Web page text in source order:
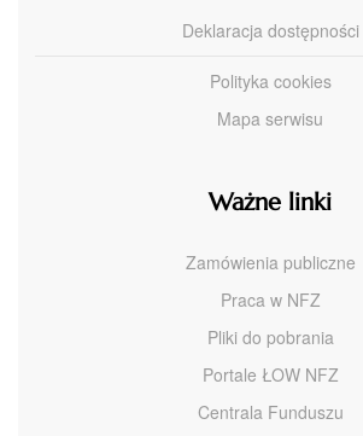
Deklaracja dostępności
Polityka cookies
Mapa serwisu
Ważne linki
Zamówienia publiczne
Praca w NFZ
Pliki do pobrania
Portale ŁOW NFZ
Centrala Funduszu